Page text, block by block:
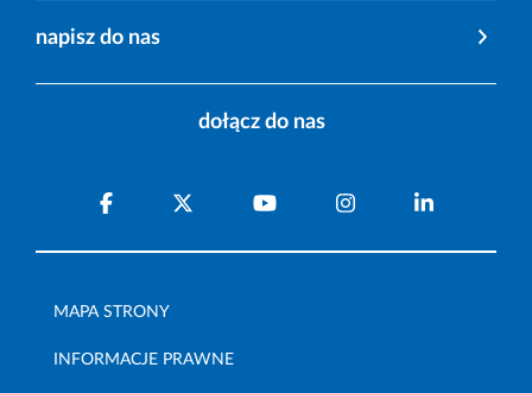
napisz do nas
dołącz do nas
MAPA STRONY
INFORMACJE PRAWNE